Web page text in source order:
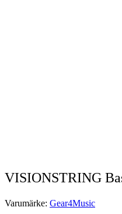
VISIONSTRING
Varumärke: Gear4Music